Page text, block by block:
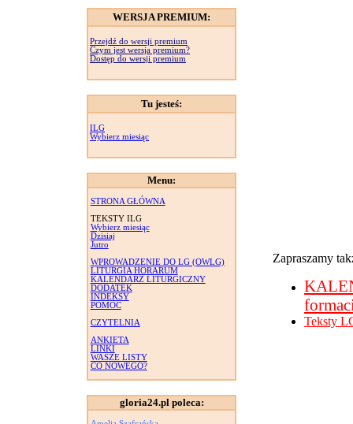
WERSJA PREMIUM:
Przejdź do wersji premium
Czym jest wersja premium?
Dostęp do wersji premium
Tu jesteś:
ILG
Wybierz miesiąc
Menu:
STRONA GŁÓWNA
TEKSTY ILG
Wybierz miesiąc
Dzisiaj
Jutro
WPROWADZENIE DO LG (OWLG)
LITURGIA HORARUM
KALENDARZ LITURGICZNY
DODATEK
INDEKSY
POMOC
CZYTELNIA
ANKIETA
LINKI
WASZE LISTY
CO NOWEGO?
gloria24.pl poleca:
Zapraszamy
Teksty